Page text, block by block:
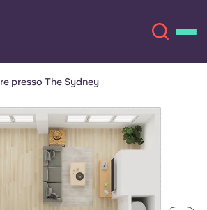
(GB)
(US)
Español
presso The Sydney